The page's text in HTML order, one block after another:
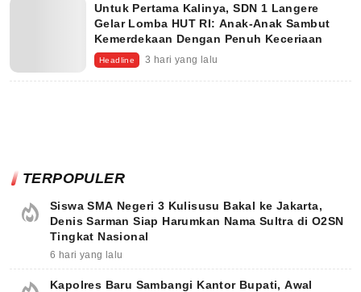
Untuk Pertama Kalinya, SDN 1 Langere
Gelar Lomba HUT RI: Anak-Anak Sambut
Kemerdekaan Dengan Penuh Keceriaan
Headline 3 hari yang lalu
TERPOPULER
Siswa SMA Negeri 3 Kulisusu Bakal ke Jakarta,
Denis Sarman Siap Harumkan Nama Sultra di O2SN
Tingkat Nasional
6 hari yang lalu
Kapolres Baru Sambangi Kantor Bupati, Awal